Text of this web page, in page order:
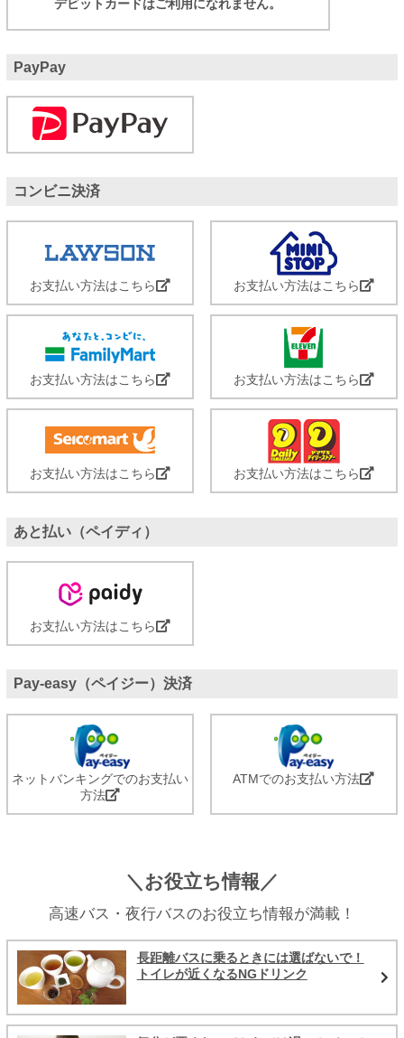
デビットカードはご利用になれません。
PayPay
コンビニ決済
お支払い方法はこちら お支払い方法はこちら
お支払い方法はこちら お支払い方法はこちら
お支払い方法はこちら お支払い方法はこちら
あと払い（ペイディ）
お支払い方法はこちら
Pay-easy（ペイジー）決済
ネットバンキングでのお支払い
方法
ATMでのお支払い方法
＼お役立ち情報／
高速バス・夜行バスのお役立ち情報が満載！
長距離バスに乗るときには選ばないで！
トイレが近くなるNGドリンク